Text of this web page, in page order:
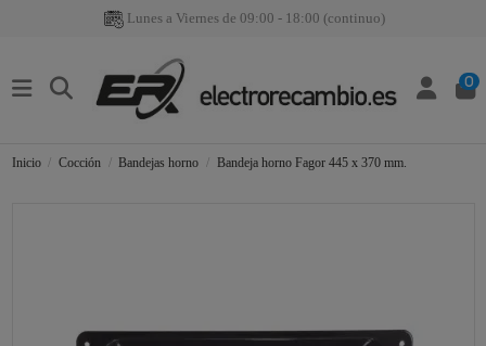
Lunes a Viernes de 09:00 - 18:00 (continuo)
0
Inicio Cocción Bandejas horno Bandeja horno Fagor 445 x 370 mm.